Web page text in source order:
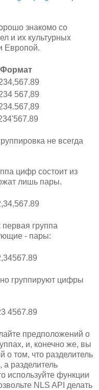
знакомо со
и их культурных
Европой.
Формат
567,89
не всегда
цифр состоит из
лишь пары.
группа
- пары:
группируют цифры
4567.89
предположений о
и, конечно же, вы
о том, что разделитель
а разделитель
используйте функции
NLS API делать